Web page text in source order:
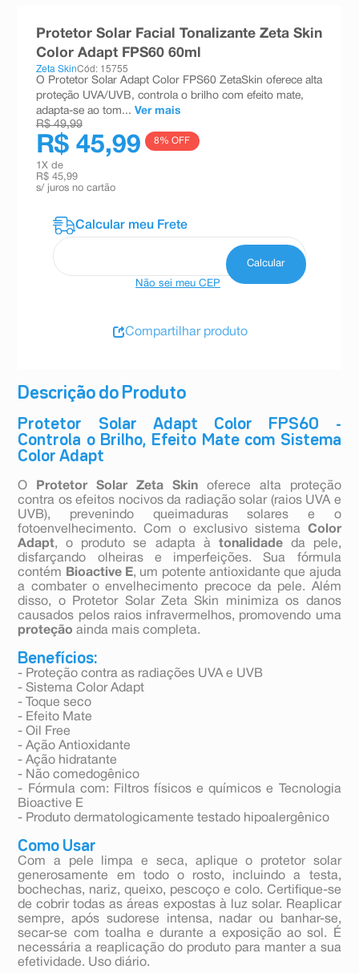
Descrição do Produto
Protetor Solar Adapt Color FPS60 -
Controla o Brilho, Efeito Mate com Sistema
Color Adapt
O Protetor Solar Zeta Skinoferece alta proteção
contra os efeitos nocivos da radiação solar (raios UVA e
UVB), prevenindo queimaduras solares e o
fotoenvelhecimento. Com o exclusivo sistema Color
Adapt, o produto se adapta à tonalidadeda pele,
disfarçando olheiras e imperfeições. Sua fórmula
contém
Bioactive E, um potente antioxidante que ajuda
a combater o envelhecimento precoce da pele. Além
disso, o Protetor Solar Zeta Skin minimiza os danos
causados pelos raios infravermelhos, promovendo uma
proteção ainda mais completa.
Benefícios:
- Proteção contra as radiações UVA e UVB
- Sistema Color Adapt
- Toque seco
- Efeito Mate
- Oil Free
- Ação Antioxidante
- Ação hidratante
- Não comedogênico
- Fórmula com: Filtros físicos e químicos e Tecnologia
Bioactive E
- Produto dermatologicamente testado hipoalergênico
Como Usar
Com a pele limpa e seca, aplique o protetor solar
generosamente em todo o rosto, incluindo a testa,
bochechas, nariz, queixo, pescoço e colo. Certifique-se
de cobrir todas as áreas expostas à luz solar. Reaplicar
sempre, após sudorese intensa, nadar ou banhar-se,
secar-se com toalha e durante a exposição ao sol. É
necessária a reaplicação do produto para manter a sua
efetividade. Uso diário.
Protetor Solar Facial Tonalizante Zeta Skin
Color Adapt FPS60 60ml
Zeta SkinCód: 15755
O Protetor Solar Adapt Color FPS60 ZetaSkin oferece alta
proteção UVA/UVB, controla o brilho com efeito mate,
adapta-se ao tom... Ver mais
R$ 49,99
R$ 45,99 8% OFF
1 X de
R$ 45,99
s/ juros no cartão
Não sei meu CEP
Compartilhar produto
esmalte
10ºabsorvente